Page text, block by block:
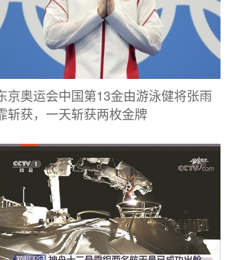
京奥运会中国第13金由游泳健将张雨
斩获，一天斩获两枚金牌